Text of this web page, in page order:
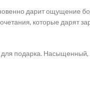
дарит ощущение
которые дарят
для подарка.